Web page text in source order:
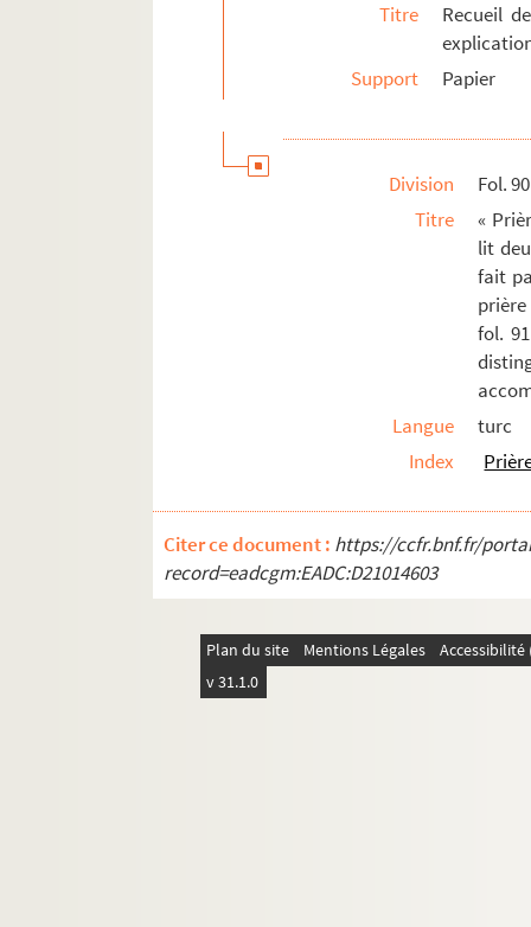
Titre
Recueil
Support
Papier
Division
Fol.
Titre
«
lit
fait
fol.
Langue
turc
Index
Citer ce document : https://ccfr.bnf.fr/
record=eadcgm:EADC:D21014603
Plan du site Mentions Légales
v 31.1.0